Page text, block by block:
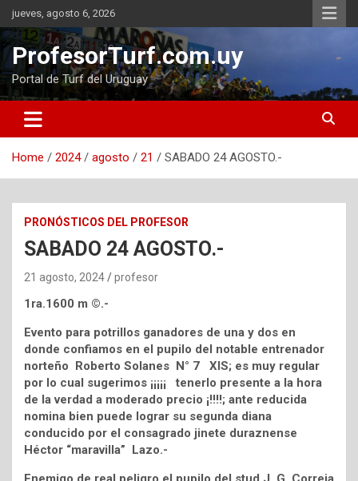
Skip
to
content
jueves, agosto 6, 2026
ProfesorTurf.com.uy
Portal de Turf del Uruguay
Home 2024 agosto 21 SABADO 24 AGOSTO.-
PRONÓSTICOS DEL PROFESOR
SABADO 24 AGOSTO.-
21 agosto, 2024 profesor
1ra.1600 m ©.-
Evento para potrillos ganadores de una y dos en
donde confiamos en el pupilo del notable entrenador
norteño Roberto Solanes N° 7 XIS; es muy regular
por lo cual sugerimos ¡¡¡¡¡ tenerlo presente a la hora
de la verdad a moderado precio ¡!!!!; ante reducida
nomina bien puede lograr su segunda diana
conducido por el consagrado jinete duraznense
Héctor “maravilla” Lazo.-